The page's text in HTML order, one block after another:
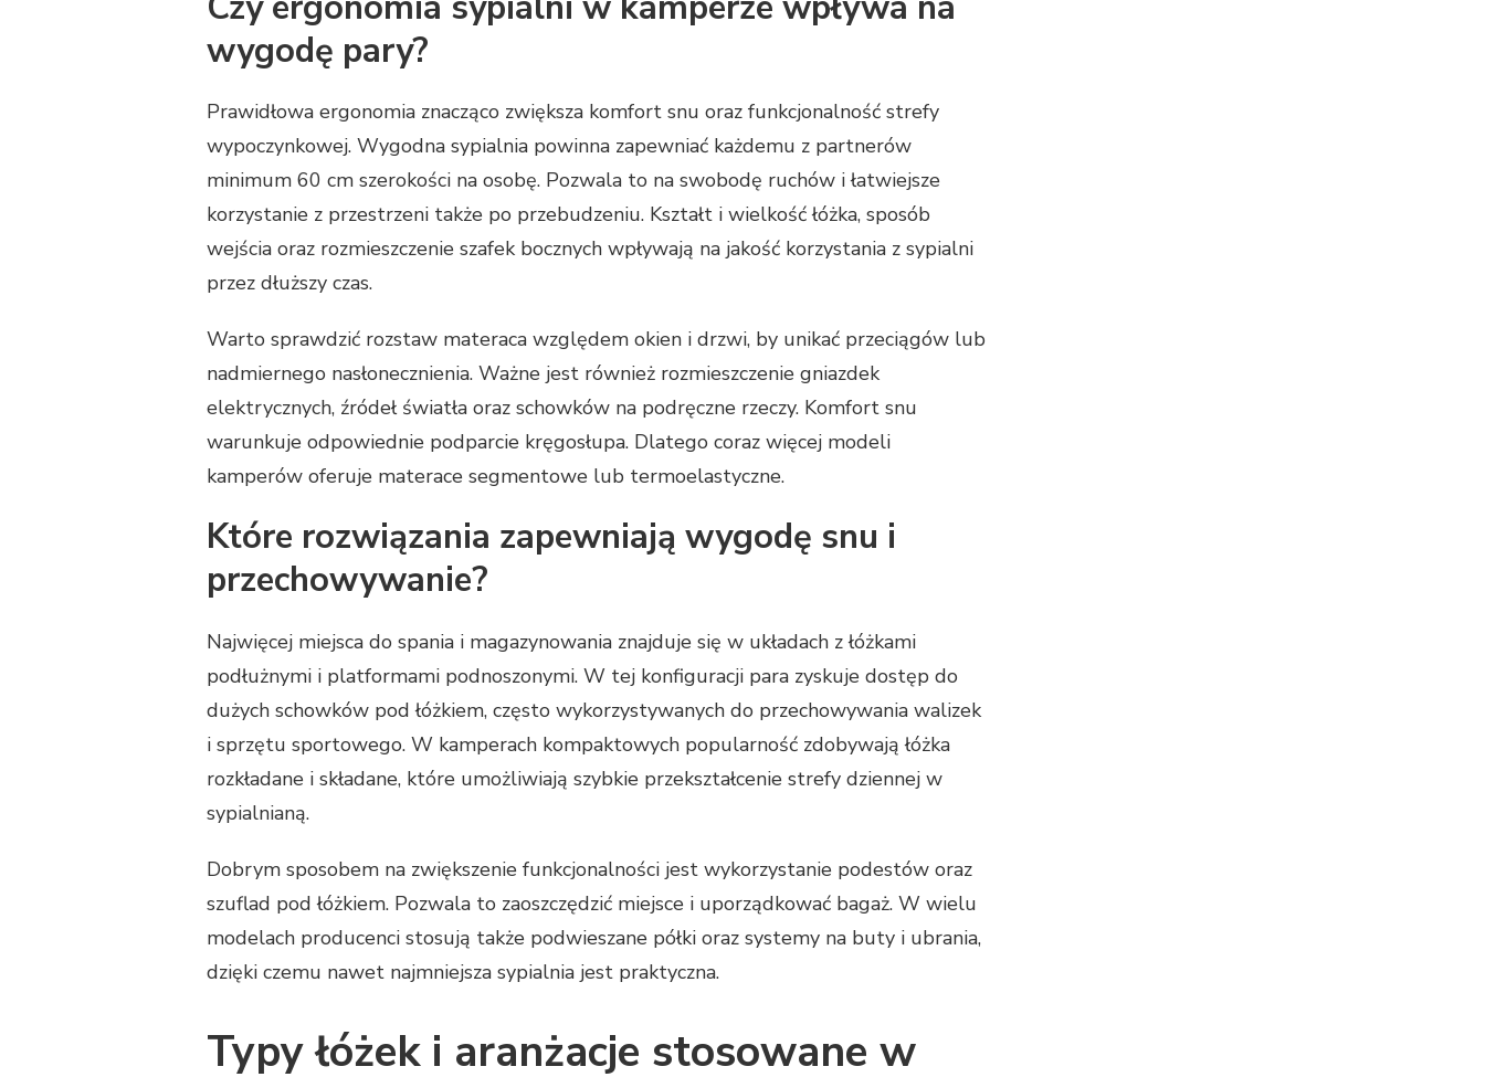
wygodę pary?
Prawidłowa ergonomia znacząco zwiększa komfort snu oraz funkcjonalność strefy
wypoczynkowej. Wygodna sypialnia powinna zapewniać każdemu z partnerów
minimum 60 cm szerokości na osobę. Pozwala to na swobodę ruchów i łatwiejsze
korzystanie z przestrzeni także po przebudzeniu. Kształt i wielkość łóżka, sposób
wejścia oraz rozmieszczenie szafek bocznych wpływają na jakość korzystania z sypialni
przez dłuższy czas.
Warto sprawdzić rozstaw materaca względem okien i drzwi, by unikać przeciągów lub
nadmiernego nasłonecznienia. Ważne jest również rozmieszczenie gniazdek
elektrycznych, źródeł światła oraz schowków na podręczne rzeczy. Komfort snu
warunkuje odpowiednie podparcie kręgosłupa. Dlatego coraz więcej modeli
kamperów oferuje materace segmentowe lub termoelastyczne.
Które rozwiązania zapewniają wygodę snu i
przechowywanie?
Najwięcej miejsca do spania i magazynowania znajduje się w układach z łóżkami
podłużnymi i platformami podnoszonymi. W tej konfiguracji para zyskuje dostęp do
dużych schowków pod łóżkiem, często wykorzystywanych do przechowywania walizek
i sprzętu sportowego. W kamperach kompaktowych popularność zdobywają łóżka
rozkładane i składane, które umożliwiają szybkie przekształcenie strefy dziennej w
sypialnianą.
Dobrym sposobem na zwiększenie funkcjonalności jest wykorzystanie podestów oraz
szuflad pod łóżkiem. Pozwala to zaoszczędzić miejsce i uporządkować bagaż. W wielu
modelach producenci stosują także podwieszane półki oraz systemy na buty i ubrania,
dzięki czemu nawet najmniejsza sypialnia jest praktyczna.
Typy łóżek i aranżacje stosowane w